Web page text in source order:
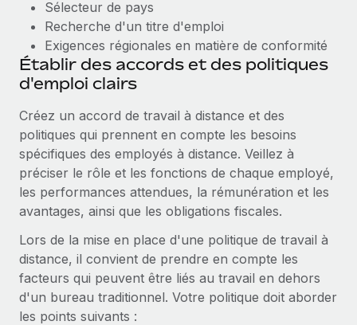
Sélecteur de pays
Recherche d'un titre d'emploi
Exigences régionales en matière de conformité
Établir des accords et des politiques
d'emploi clairs
Créez un accord de travail à distance et des
politiques qui prennent en compte les besoins
spécifiques des employés à distance. Veillez à
préciser le rôle et les fonctions de chaque employé,
les performances attendues, la rémunération et les
avantages, ainsi que les obligations fiscales.
Lors de la mise en place d'une politique de travail à
distance, il convient de prendre en compte les
facteurs qui peuvent être liés au travail en dehors
d'un bureau traditionnel. Votre politique doit aborder
les points suivants :